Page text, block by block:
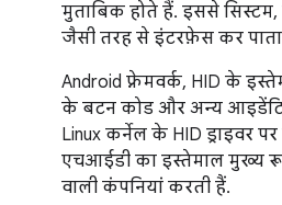
मुताबिक होते हैं. इससे
जैसी तरह से इंटरफ़ेस कर
Android फ़्रेमवर्क, HID के
के बटन कोड और अन्य
Linux कर्नेल के HID ड्राइवर
एचआईडी का इस्तेमाल मुख्य
वाली कंपनियां करती हैं.